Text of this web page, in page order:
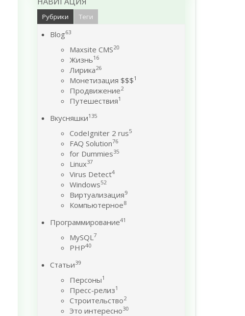
Рубрики Теги
Blog63
Maxsite CMS20
Жизнь16
Лирика26
Монетизация $$$1
Продвижение2
Путешествия1
Вкусняшки135
CodeIgniter 2 rus5
FAQ Solution76
for Dummies35
Linux37
Virus Detect4
Windows52
Виртуализация9
Компьютерное8
Программирование41
MySQL7
PHP40
Статьи39
Персоны1
Пресс-релиз1
Строительство2
Это интересно30